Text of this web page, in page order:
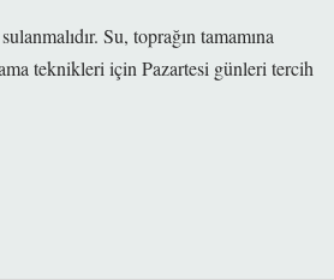
Su, toprağın tamamına
teknikleri için Pazartesi günleri tercih